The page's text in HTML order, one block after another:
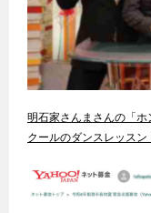
明石家さんまさんの「
クールのダンスレッスン